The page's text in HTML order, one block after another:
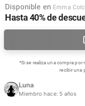
Disponible en Emma
Hasta 40% de
*Si se realiza una compra
recibir una
Luna
Miembro hace: 5 años